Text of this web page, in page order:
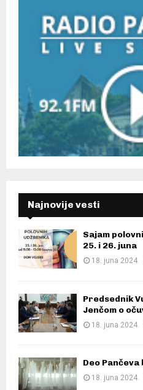
Najnovije vesti
Sajam
25. i 26. juna
18. juna 2024.
Predsednik
Jenčom o
18. juna 2024.
Deo Pančeva
18. juna 2024.